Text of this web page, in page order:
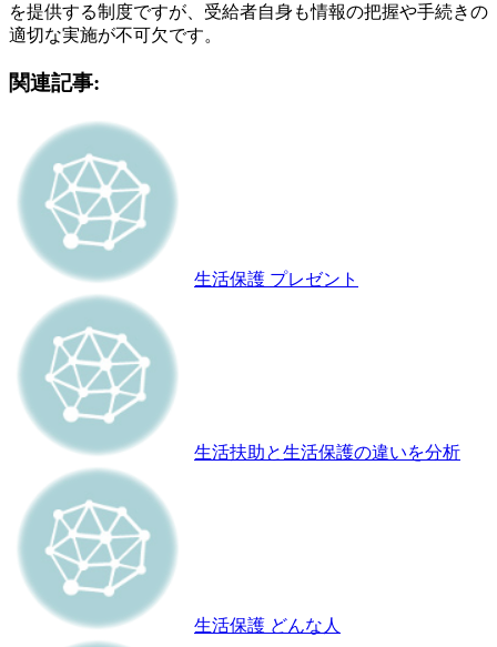
を提供する制度ですが、受給者自身も情報の把握や手続きの
適切な実施が不可欠です。
関連記事:
生活保護 プレゼント
生活扶助と生活保護の違いを分析
生活保護 どんな人